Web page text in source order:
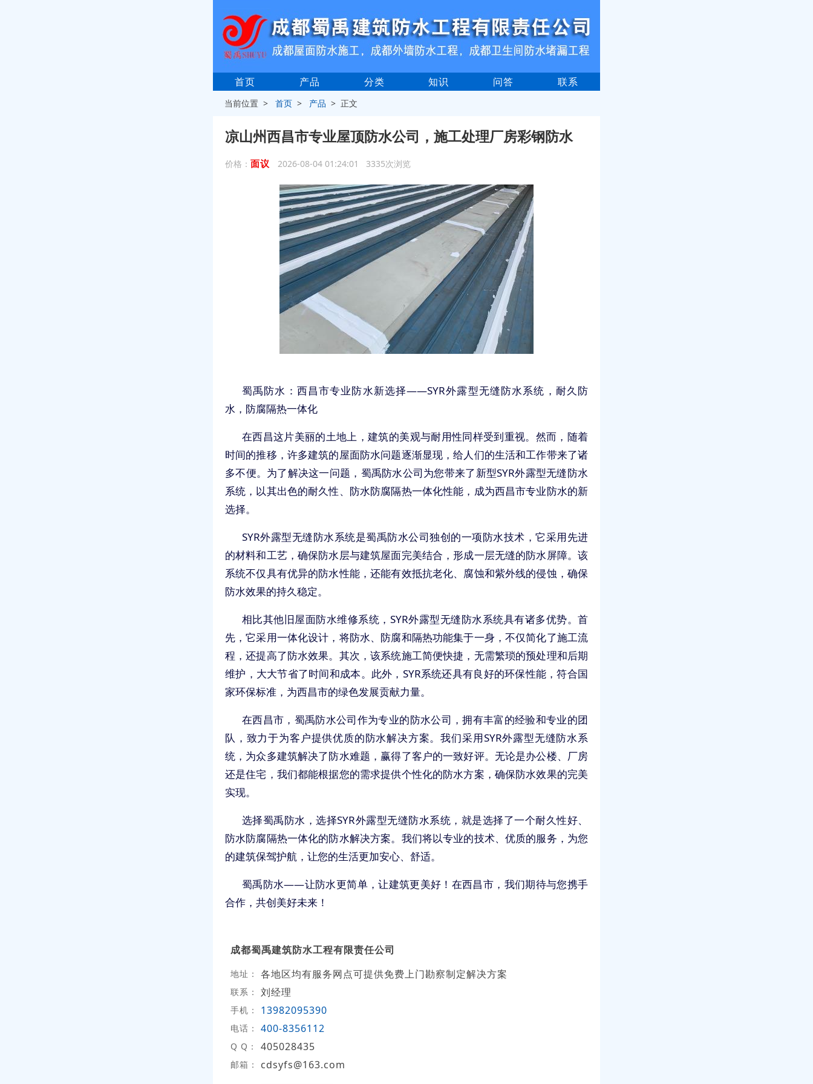
首页 产品 分类 知识 问答 联系
当前位置 >首页 > 产品 > 正文
凉山州西昌市专业屋顶防水公司，施工处理厂房彩钢防水
价格： 面议 2026-08-04 01:24:01 3335次浏览
蜀禹防水：西昌市专业防水新选择——SYR外露型无缝防水系统，耐久防
水，防腐隔热一体化
在西昌这片美丽的土地上，建筑的美观与耐用性同样受到重视。然而，随着
时间的推移，许多建筑的屋面防水问题逐渐显现，给人们的生活和工作带来了诸
多不便。为了解决这一问题，蜀禹防水公司为您带来了新型SYR外露型无缝防水
系统，以其出色的耐久性、防水防腐隔热一体化性能，成为西昌市专业防水的新
选择。
SYR外露型无缝防水系统是蜀禹防水公司独创的一项防水技术，它采用先进
的材料和工艺，确保防水层与建筑屋面完美结合，形成一层无缝的防水屏障。该
系统不仅具有优异的防水性能，还能有效抵抗老化、腐蚀和紫外线的侵蚀，确保
防水效果的持久稳定。
相比其他旧屋面防水维修系统，SYR外露型无缝防水系统具有诸多优势。首
先，它采用一体化设计，将防水、防腐和隔热功能集于一身，不仅简化了施工流
程，还提高了防水效果。其次，该系统施工简便快捷，无需繁琐的预处理和后期
维护，大大节省了时间和成本。此外，SYR系统还具有良好的环保性能，符合国
家环保标准，为西昌市的绿色发展贡献力量。
在西昌市，蜀禹防水公司作为专业的防水公司，拥有丰富的经验和专业的团
队，致力于为客户提供优质的防水解决方案。我们采用SYR外露型无缝防水系
统，为众多建筑解决了防水难题，赢得了客户的一致好评。无论是办公楼、厂房
还是住宅，我们都能根据您的需求提供个性化的防水方案，确保防水效果的完美
实现。
选择蜀禹防水，选择SYR外露型无缝防水系统，就是选择了一个耐久性好、
防水防腐隔热一体化的防水解决方案。我们将以专业的技术、优质的服务，为您
的建筑保驾护航，让您的生活更加安心、舒适。
蜀禹防水——让防水更简单，让建筑更美好！在西昌市，我们期待与您携手
合作，共创美好未来！
成都蜀禹建筑防水工程有限责任公司
地址： 各地区均有服务网点可提供免费上门勘察制定解决方案
联系： 刘经理
手机： 13982095390
电话： 400-8356112
Q Q： 405028435
邮箱： cdsyfs@163.com